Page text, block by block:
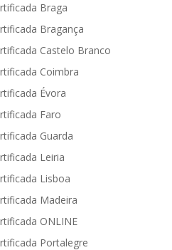
Braga
Bragança
Castelo Branco
Coimbra
Évora
Faro
Guarda
Leiria
Lisboa
Madeira
ONLINE
Portalegre